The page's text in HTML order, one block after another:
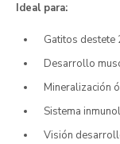
Ideal para:
Gatitos destete
Desarrollo
Mineralización
Sistema
Visión